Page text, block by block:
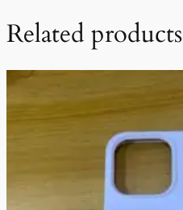
Related products